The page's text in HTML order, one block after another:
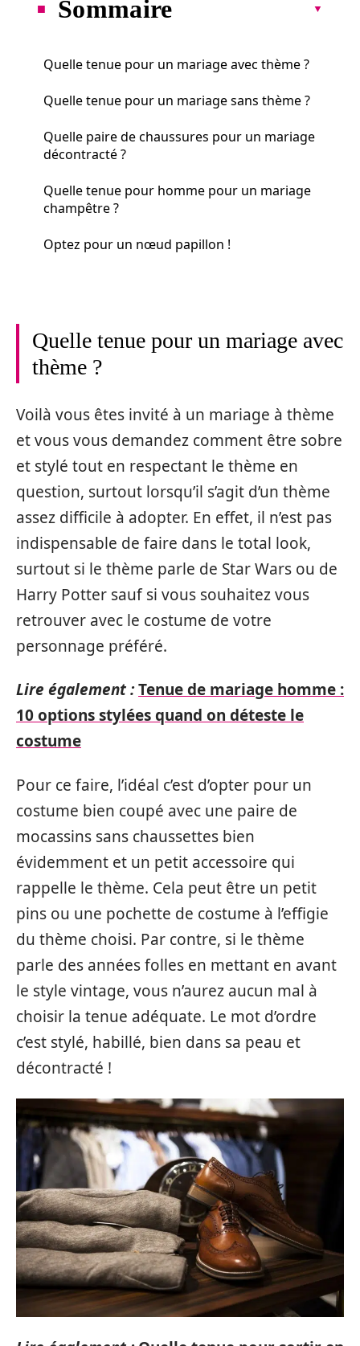
Sommaire
Quelle tenue pour un mariage avec thème ?
Quelle tenue pour un mariage sans thème ?
Quelle paire de chaussures pour un mariage
décontracté ?
Quelle tenue pour homme pour un mariage
champêtre ?
Optez pour un nœud papillon !
Quelle tenue pour un mariage avec
thème ?
Voilà vous êtes invité à un mariage à thème
et vous vous demandez comment être sobre
et stylé tout en respectant le thème en
question, surtout lorsqu’il s’agit d’un thème
assez difficile à adopter. En effet, il n’est pas
indispensable de faire dans le total look,
surtout si le thème parle de Star Wars ou de
Harry Potter sauf si vous souhaitez vous
retrouver avec le costume de votre
personnage préféré.
Lire également :Tenue de mariage homme :
10 options stylées quand on déteste le
costume
Pour ce faire, l’idéal c’est d’opter pour un
costume bien coupé avec une paire de
mocassins sans chaussettes bien
évidemment et un petit accessoire qui
rappelle le thème. Cela peut être un petit
pins ou une pochette de costume à l’effigie
du thème choisi. Par contre, si le thème
parle des années folles en mettant en avant
le style vintage, vous n’aurez aucun mal à
choisir la tenue adéquate. Le mot d’ordre
c’est stylé, habillé, bien dans sa peau et
décontracté !